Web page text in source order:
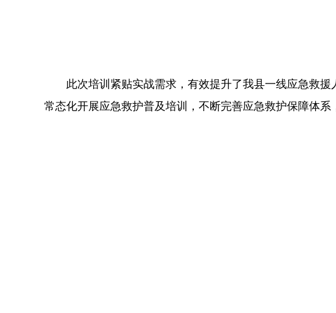
此次培训紧贴实战需求，有效提升了我县一线应急救
常态化开展应急救护普及培训，不断完善应急救护保障体